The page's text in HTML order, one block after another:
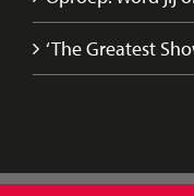
‘The Greatest